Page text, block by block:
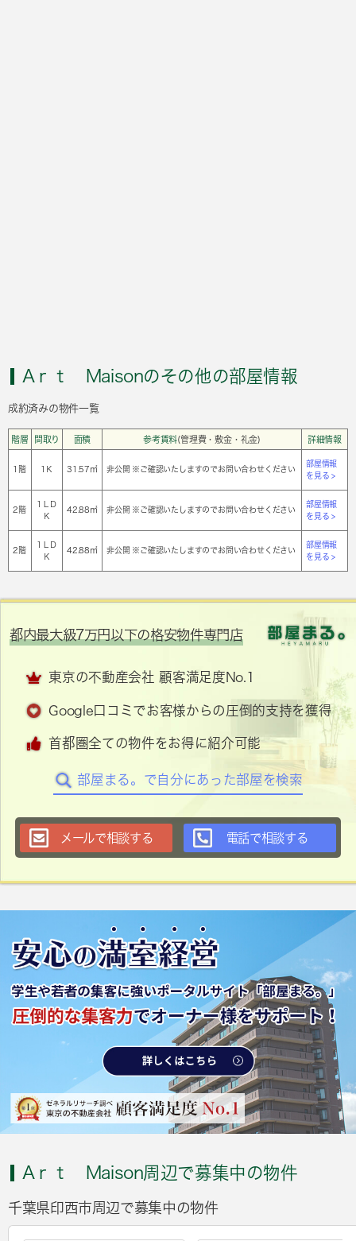
Aｒｔ Maisonのその他の部屋情報
成約済みの物件一覧
階層 間取り 面積 参考賃料(管理費・敷金・礼金) 詳細情報
1階 1Ｋ 31.57㎡ 非公開 ※ご確認いたしますのでお問い合わせください
部屋情報
を見る >
2階
1ＬＤ
Ｋ
42.88㎡ 非公開 ※ご確認いたしますのでお問い合わせください
部屋情報
を見る >
2階
1ＬＤ
Ｋ
42.88㎡ 非公開 ※ご確認いたしますのでお問い合わせください
部屋情報
を見る >
都内最大級7万円以下の格安物件専門店
東京の不動産会社 顧客満足度No.1
Google口コミでお客様からの圧倒的支持を獲得
首都圏全ての物件をお得に紹介可能
部屋まる。で自分にあった部屋を検索
メールで相談する 電話で相談する
Aｒｔ Maison周辺で募集中の物件
千葉県印西市周辺で募集中の物件